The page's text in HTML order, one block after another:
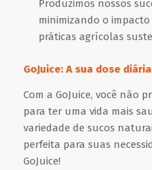
Produzimos nossos
minimizando o
práticas agrícolas
GoJuice: A sua dose
Com a GoJuice, você não
para ter uma vida mais
variedade de sucos
perfeita para suas
GoJuice!